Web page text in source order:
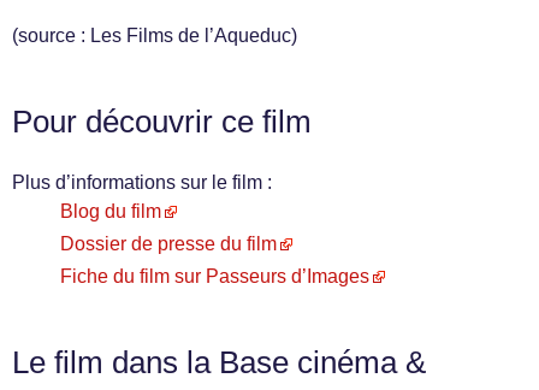
(source : Les Films de l’Aqueduc)
Pour découvrir ce film
Plus d’informations sur le film :
Blog du film
Dossier de presse du film
Fiche du film sur Passeurs d’Images
Le film dans la Base cinéma &